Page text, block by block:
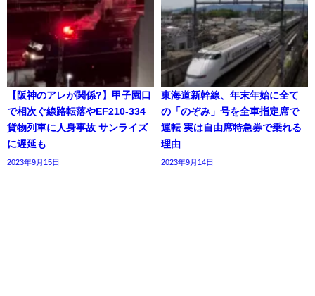
【阪神のアレが関係?】甲子園口
で相次ぐ線路転落やEF210-334
貨物列車に人身事故 サンライズ
に遅延も
2023年9月15日
東海道新幹線、年末年始に全て
の「のぞみ」号を全車指定席で
運転 実は自由席特急券で乗れる
理由
2023年9月14日